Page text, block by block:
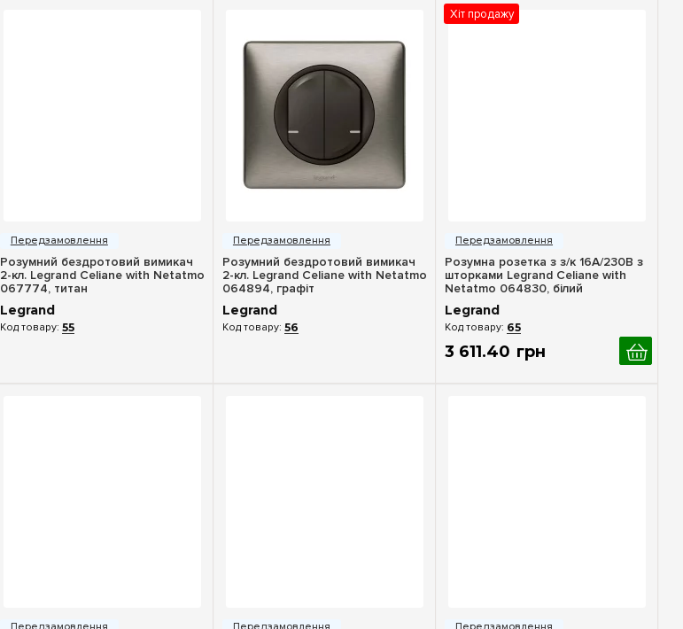
Розумний бездротовий вимикач
2-кл. Legrand Celiane with Netatmo
067774, титан
Legrand
55
Розумний бездротовий вимикач
2-кл. Legrand Celiane with Netatmo
064894, графіт
Legrand
56
Хіт продажу
Розумна розетка з з/к 16А/230В з
шторками Legrand Celiane with
Netatmo 064830, білий
Legrand
65
3 611.40 грн